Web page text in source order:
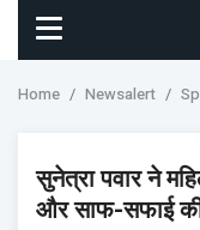
Home Newsalert
सुनेत्रा पवार ने
और साफ-सफाई